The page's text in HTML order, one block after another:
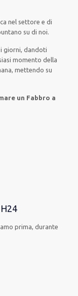
nel settore e di
su di noi.
giorni, dandoti
momento della
mettendo su
un Fabbro a
prima, durante